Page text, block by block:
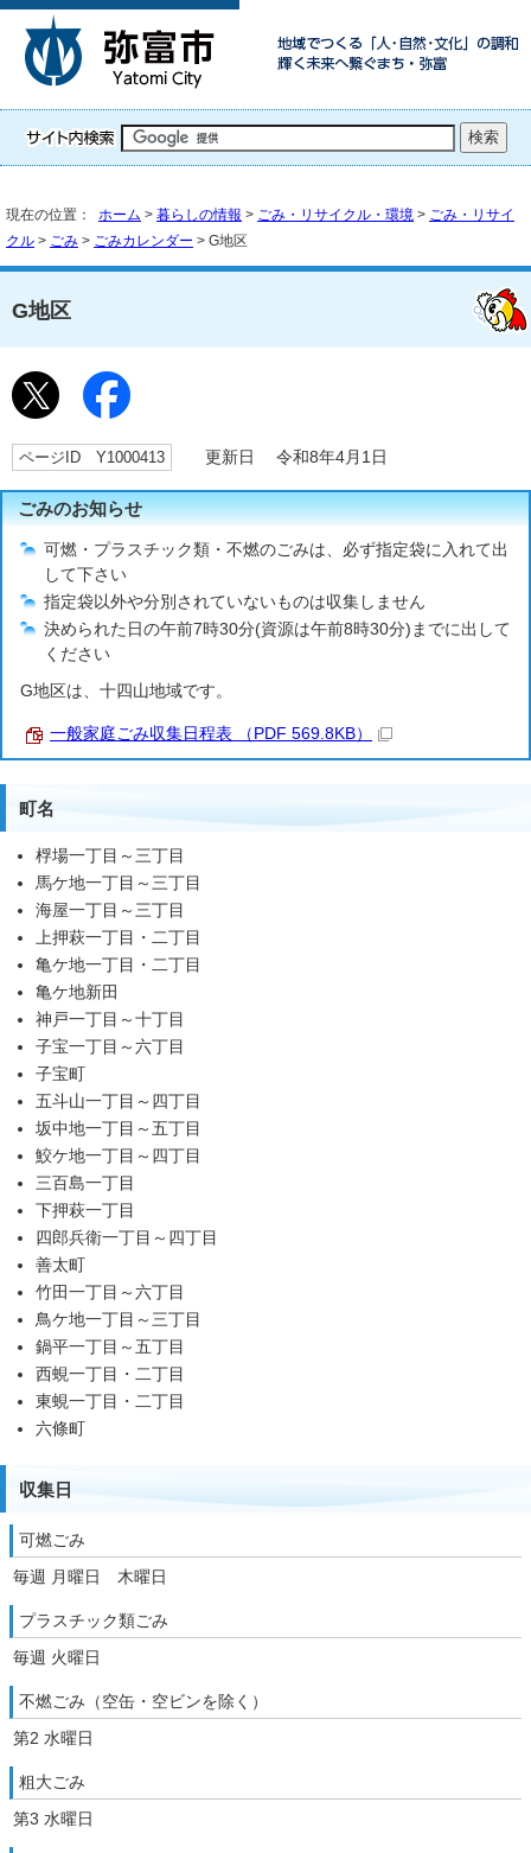
現在の位置： ホーム > 暮らしの情報 > ごみ・リサイクル・環境 > ごみ・リサイ
クル > ごみ > ごみカレンダー > G地区
G地区
ページID Y1000413 更新日 令和8年4月1日
ごみのお知らせ
可燃・プラスチック類・不燃のごみは、必ず指定袋に入れて出
して下さい
指定袋以外や分別されていないものは収集しません
決められた日の午前7時30分(資源は午前8時30分)までに出して
ください
G地区は、十四山地域です。
一般家庭ごみ収集日程表 （PDF 569.8KB）
町名
桴場一丁目～三丁目
馬ケ地一丁目～三丁目
海屋一丁目～三丁目
上押萩一丁目・二丁目
亀ケ地一丁目・二丁目
亀ケ地新田
神戸一丁目～十丁目
子宝一丁目～六丁目
子宝町
五斗山一丁目～四丁目
坂中地一丁目～五丁目
鮫ケ地一丁目～四丁目
三百島一丁目
下押萩一丁目
四郎兵衛一丁目～四丁目
善太町
竹田一丁目～六丁目
鳥ケ地一丁目～三丁目
鍋平一丁目～五丁目
西蜆一丁目・二丁目
東蜆一丁目・二丁目
六條町
収集日
可燃ごみ
毎週 月曜日 木曜日
プラスチック類ごみ
毎週 火曜日
不燃ごみ（空缶・空ビンを除く）
第2 水曜日
粗大ごみ
第3 水曜日